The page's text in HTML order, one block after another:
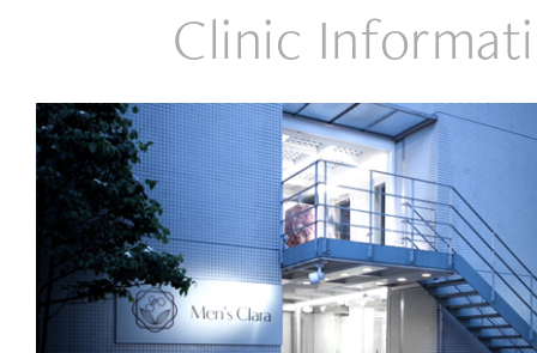
Clinic